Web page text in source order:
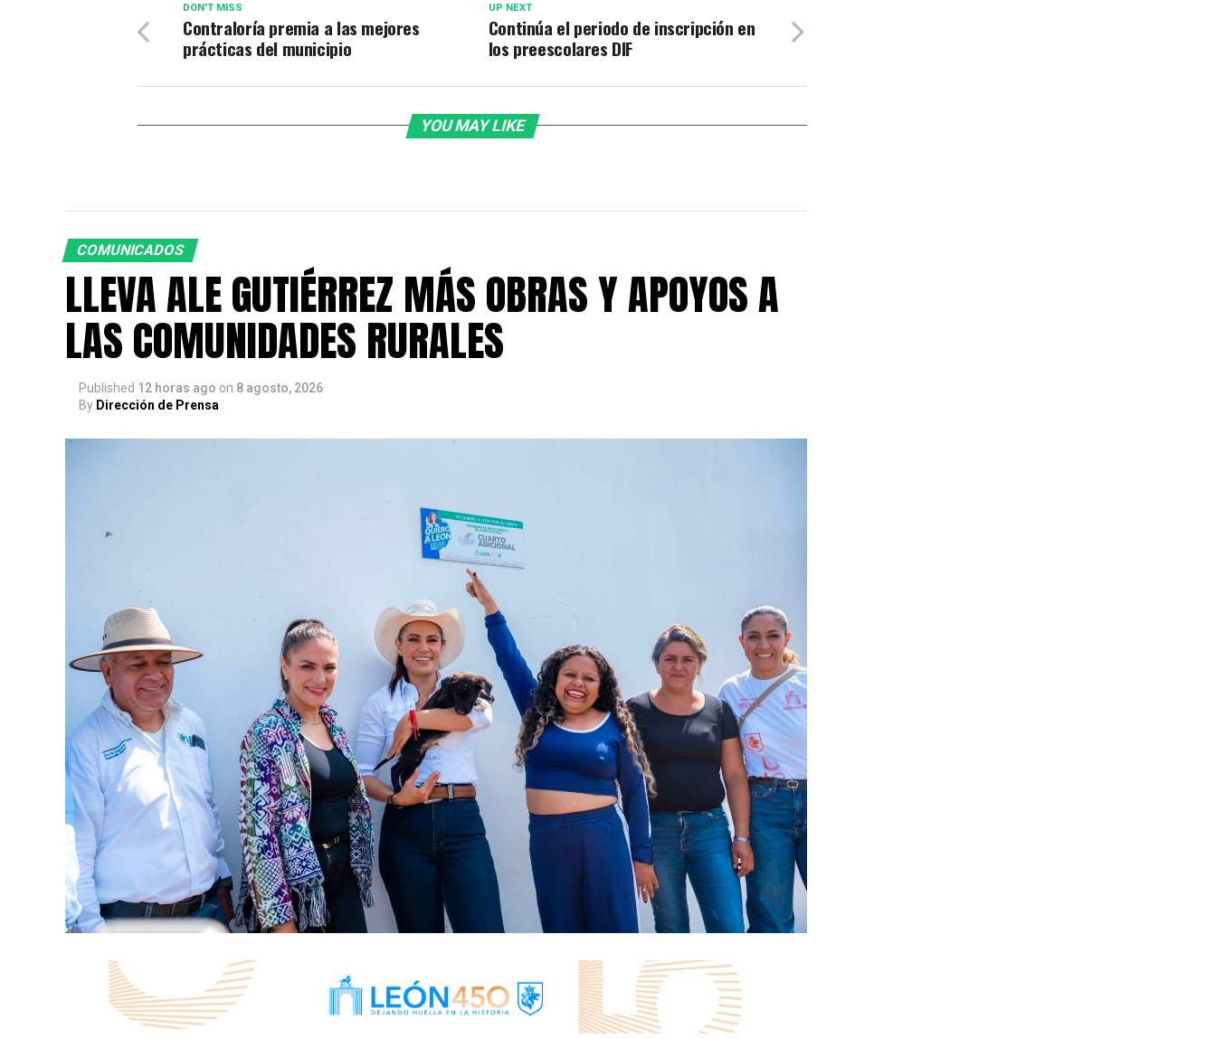
UP NEXT
Continúa el periodo de inscripción en
los preescolares DIF
DON'T MISS
Contraloría premia a las mejores
prácticas del municipio
YOU MAY LIKE
COMUNICADOS
LLEVA ALE GUTIÉRREZ MÁS OBRAS Y APOYOS A
LAS COMUNIDADES RURALES
Published 12 horas ago on 8 agosto, 2026
By Dirección de Prensa